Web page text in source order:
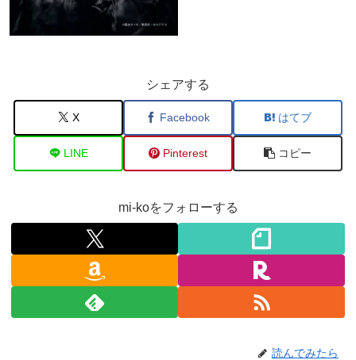
シェアする
X Facebook はてブ
LINE Pinterest コピー
mi-koをフォローする
読んでみたら